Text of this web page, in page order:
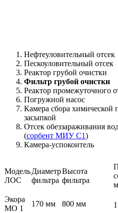
Нефтеуловительный отсек
Пескоуловительный отсек
Реактор грубой очистки
Фильтр грубой очистки
Реактор промежуточного
Погружной насос
Камера сбора химической
засыпкой
Отсек обеззараживания
(сорбент МИУ С1)
Камера-успокоитель
Модель
ЛОС
Диаметр
фильтра
Высота
фильтра
Экора
МО 1
170 мм 800 мм